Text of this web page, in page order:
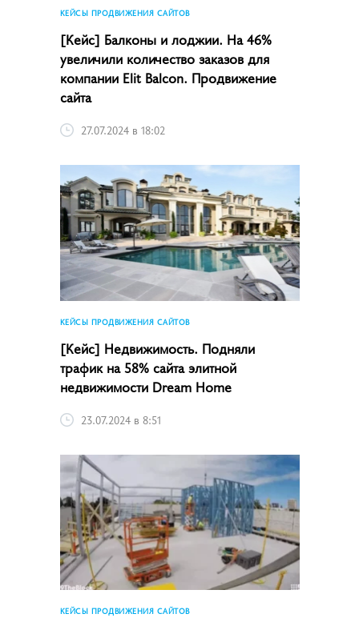
КЕЙСЫ ПРОДВИЖЕНИЯ САЙТОВ
[Кейс] Балконы и лоджии. На 46%
увеличили количество заказов для
компании Elit Balcon. Продвижение
сайта
27.07.2024 в 18:02
КЕЙСЫ ПРОДВИЖЕНИЯ САЙТОВ
[Кейс] Недвижимость. Подняли
трафик на 58% сайта элитной
недвижимости Dream Home
23.07.2024 в 8:51
КЕЙСЫ ПРОДВИЖЕНИЯ САЙТОВ